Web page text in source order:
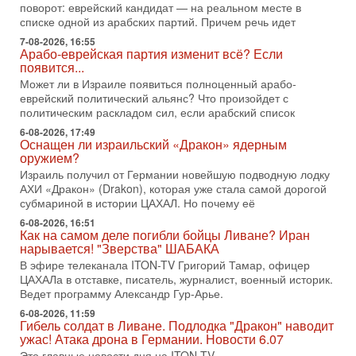
1-08-2026, 17:50
«Русский голос» Израиля: кто заберет его на этот
раз?
Голоса русскоязычных репатриантов не раз кардинально
меняли политический ландшафт Израиля. Достаточно
вспомнить взлет партии «Исраэль ба-алия», когда
31-07-2026, 17:00
Тайны закрытых дверей: о чём на самом деле
молчат Трамп и Нетаньяху?
Недавний визит премьер-министра Израиля Биньямина
Нетаньяху в США и его встреча с Дональдом Трампом
оставили больше вопросов, чем ответов. Полная
31-07-2026, 15:18
Иран готовит покушение на Нетаниягу! Трамп не
хочет эскалации, но КСИР готовит взрыв!
В эфире телеканала ITON-TV СЕРГЕЙ МИГДАЛЬ, эксперт
по вопросам безопасности, офицер запаса
Международного управления полиции Израиля, автор
31-07-2026, 09:02
Битва за разоружение ХАМАСа - НОВОСТИ
31/07/2026
Сегодня президент США Дональд Трамп заявил о
достижении исторического соглашения о полном
поворот: еврейский кандидат — на реальном месте в
списке одной из арабских партий. Причем речь идет
7-08-2026, 16:55
Арабо-еврейская партия изменит всё? Если
появится...
Может ли в Израиле появиться полноценный арабо-
еврейский политический альянс? Что произойдет с
политическим раскладом сил, если арабский список
6-08-2026, 17:49
Оснащен ли израильский «Дракон» ядерным
оружием?
Израиль получил от Германии новейшую подводную лодку
АХИ «Дракон» (Drakon), которая уже стала самой дорогой
субмариной в истории ЦАХАЛ. Но почему её
6-08-2026, 16:51
Как на самом деле погибли бойцы Ливане? Иран
нарывается! "Зверства" ШАБАКА
В эфире телеканала ITON-TV Григорий Тамар, офицер
ЦАХАЛа в отставке, писатель, журналист, военный историк.
Ведет программу Александр Гур-Арье.
6-08-2026, 11:59
Гибель солдат в Ливане. Подлодка "Дракон" наводит
ужас! Атака дрона в Германии. Новости 6.07